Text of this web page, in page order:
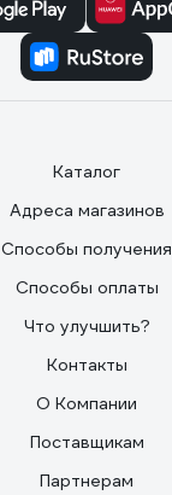
Каталог
Адреса магазинов
Способы получения
Способы оплаты
Что улучшить?
Контакты
О Компании
Поставщикам
Партнерам